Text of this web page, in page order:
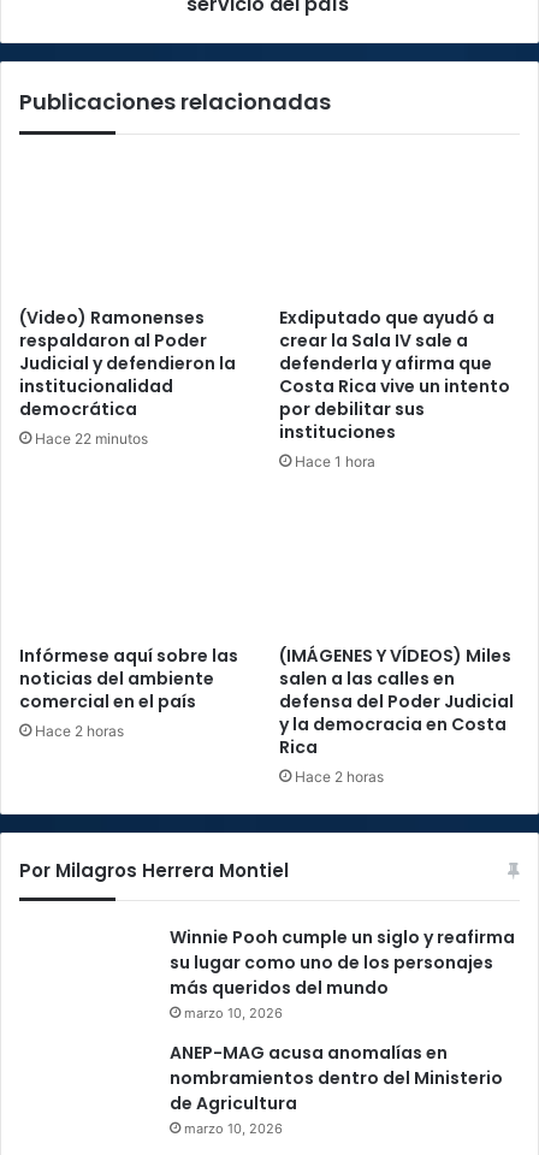
Publicaciones relacionadas
(Video) Ramonenses
respaldaron al Poder
Judicial y defendieron la
institucionalidad
democrática
Hace 22 minutos
Exdiputado que ayudó a
crear la Sala IV sale a
defenderla y afirma que
Costa Rica vive un intento
por debilitar sus
instituciones
Hace 1 hora
Infórmese aquí sobre las
noticias del ambiente
comercial en el país
Hace 2 horas
(IMÁGENES Y VÍDEOS) Miles
salen a las calles en
defensa del Poder Judicial
y la democracia en Costa
Rica
Hace 2 horas
Por Milagros Herrera Montiel
Winnie Pooh cumple un siglo y reafirma
su lugar como uno de los personajes
más queridos del mundo
marzo 10, 2026
ANEP-MAG acusa anomalías en
nombramientos dentro del Ministerio
de Agricultura
marzo 10, 2026